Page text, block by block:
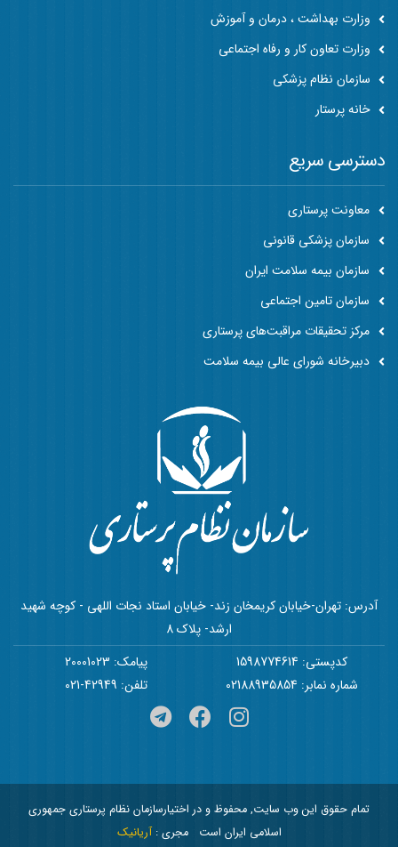
وزارت بهداشت ، درمان و آموزش
وزارت تعاون کار و رفاه اجتماعی
سازمان نظام پزشکی
خانه پرستار
آدرس: تهران-خیابان کریمخان زند- خیابان استاد نجات اللهی - کوچه شهید
ارشد- پلاک 8
کدپستی: 1598774614
پیامک: 20001023
شماره نمابر: 02188935854
تلفن: 42949-021
دسترسی سریع
معاونت پرستاری
سازمان پزشکی قانونی
سازمان بیمه سلامت ایران
سازمان تامین اجتماعی
مرکز تحقیقات مراقبت‌های پرستاری
دبیرخانه شورای عالی بیمه سلامت
تمام حقوق این وب سایت, محفوظ و در اختیارسازمان نظام پرستاری جمهوری
اسلامی ایران است
مجری :آریانیک